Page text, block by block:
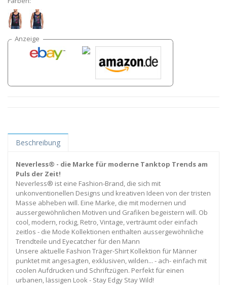
Beschreibung
Neverless® - die Marke für moderne Tanktop Trends am
Puls der Zeit!
Neverless® ist eine Fashion-Brand, die sich mit
unkonventionellen Designs und kreativen Ideen von der tristen
Masse abheben will. Eine Marke, die mit modernen und
aussergewöhnlichen Motiven und Grafiken begeistern will. Ob
cool, modern, rockig, Retro, Vintage, verträumt oder einfach
zeitlos - die Mode Kollektionen enthalten aussergewöhnliche
Trendteile und Eyecatcher für den Mann
Unsere aktuelle Fashion Träger-Shirt Kollektion für Männer
punktet mit angesagten, exklusiven, wilden... - ach- einfach mit
coolen Aufdrucken und Schriftzügen. Perfekt für einen
urbanen, lässigen Look - Stay Edgy Stay Wild!